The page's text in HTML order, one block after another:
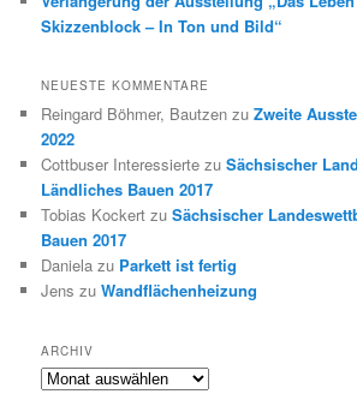
Skizzenblock – In Ton und Bild“
NEUESTE KOMMENTARE
Reingard Böhmer, Bautzen zuZweite
2022
Cottbuser Interessierte zuSächsischer
Ländliches Bauen 2017
Tobias Kockert zuSächsischer
Bauen 2017
Daniela zu Parkett ist fertig
Jens zuWandflächenheizung
ARCHIV
Archiv